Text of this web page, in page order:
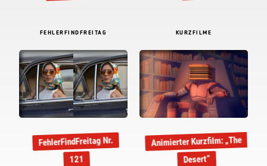
FEHLERFINDFREITAG
FehlerFindFreitag Nr.
121
KURZFILME
Animierter Kurzfilm: „The
Desert“